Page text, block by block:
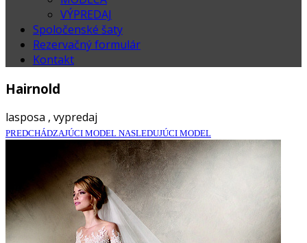
VÝPREDAJ
Spoločenské šaty
Rezervačný formulár
Kontakt
Hairnold
lasposa , vypredaj
PREDCHÁDZAJÚCI MODEL NASLEDUJÚCI MODEL